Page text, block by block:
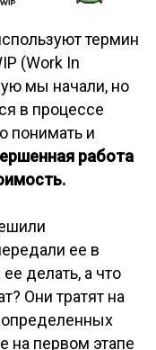
термин
(Work In
мы начали, но
в процессе
понимать и
работа
ее в
делать, а что
Они тратят на
определенных
на первом этапе